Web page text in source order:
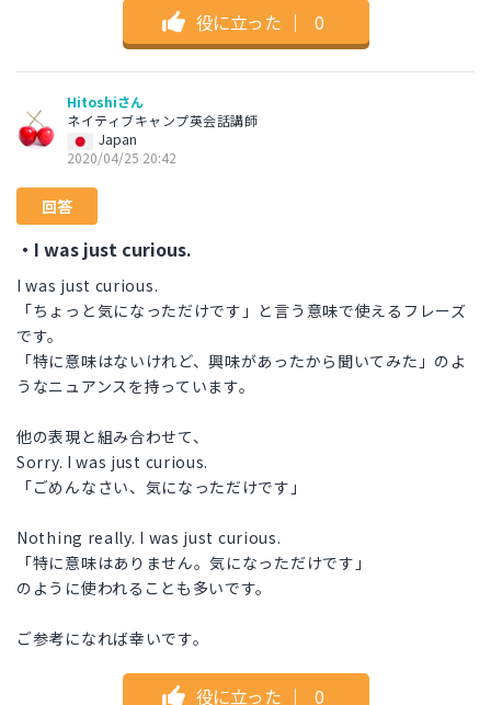
役に立った ｜ 0
Hitoshiさん
ネイティブキャンプ英会話講師
Japan
2020/04/25 20:42
回答
・I was just curious.
I was just curious.
「ちょっと気になっただけです」と言う意味で使えるフレーズ
です。
「特に意味はないけれど、興味があったから聞いてみた」のよ
うなニュアンスを持っています。
他の表現と組み合わせて、
Sorry. I was just curious.
「ごめんなさい、気になっただけです」
Nothing really. I was just curious.
「特に意味はありません。気になっただけです」
のように使われることも多いです。
ご参考になれば幸いです。
役に立った ｜ 0